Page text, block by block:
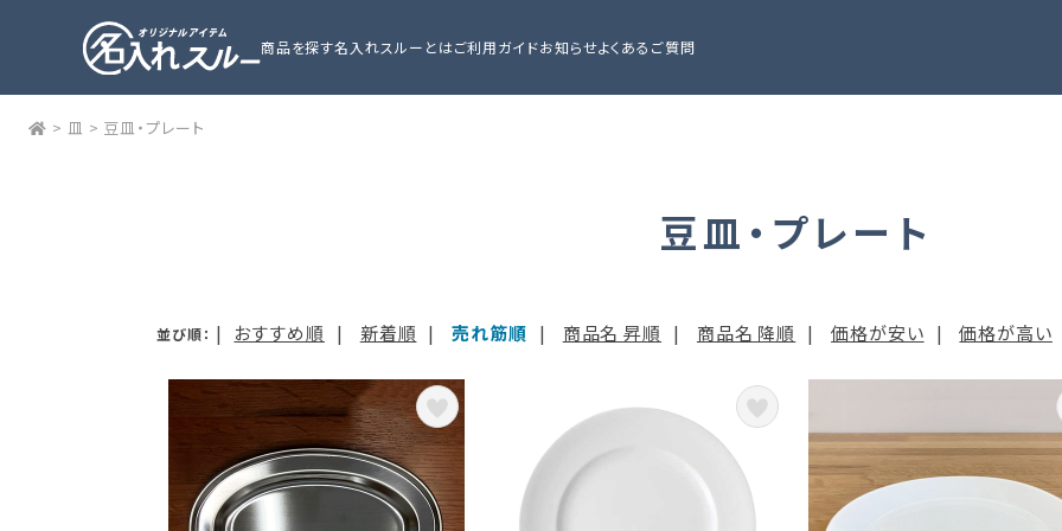
商品を探す名入れスルーとはご利用ガイドお知らせよくあるご質問
> 皿 > 豆皿・プレート
豆皿・プレート
並び順： | おすすめ順 | 新着順 | 売れ筋順 | 商品名 昇順 | 商品名 降順 | 価格が安い | 価格が高い